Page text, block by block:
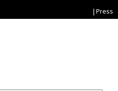
| Press